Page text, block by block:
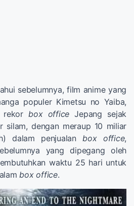
sebelumnya, film anime yang
populer Kimetsu no Yaiba,
rekor box office Jepang sejak
silam, dengan meraup 10 miliar
dalam penjualan box office,
yang dipegang oleh
waktu 25 hari untuk
box office.